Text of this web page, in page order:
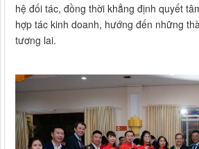
hệ đối tác, đồng thời khẳng định quyết
hợp tác kinh doanh, hướng đến những
tương lai.